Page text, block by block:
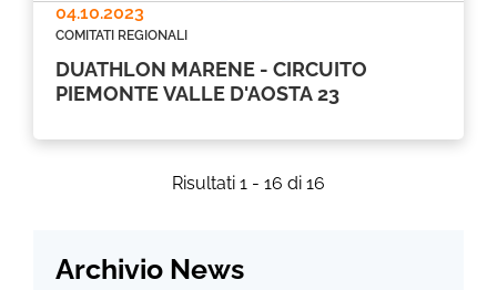
04.10.2023
COMITATI REGIONALI
DUATHLON MARENE - CIRCUITO
PIEMONTE VALLE D'AOSTA 23
Risultati 1 - 16 di 16
Archivio News